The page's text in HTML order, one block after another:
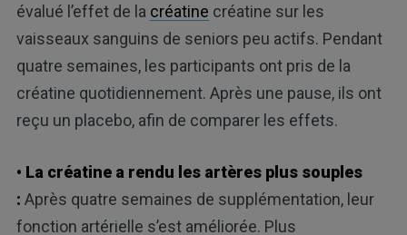
évalué l’effet de la créatine créatine sur les
vaisseaux sanguins de seniors peu actifs. Pendant
quatre semaines, les participants ont pris de la
créatine quotidiennement. Après une pause, ils ont
reçu un placebo, afin de comparer les effets.
• La créatine a rendu les artères plus souples
: Après quatre semaines de supplémentation, leur
fonction artérielle s’est améliorée. Plus